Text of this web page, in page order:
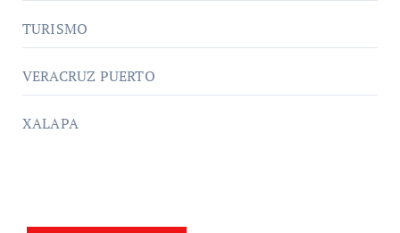
TURISMO
VERACRUZ PUERTO
XALAPA